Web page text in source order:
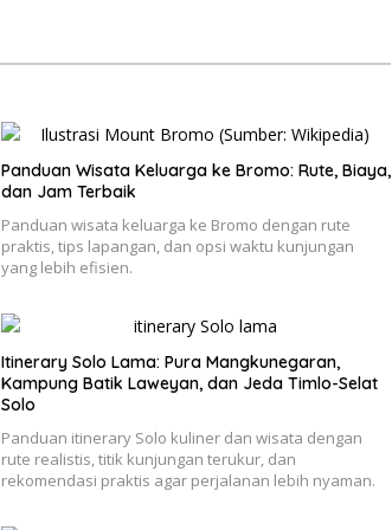
Panduan Wisata Keluarga ke Bromo: Rute, Biaya,
dan Jam Terbaik
Panduan wisata keluarga ke Bromo dengan rute
praktis, tips lapangan, dan opsi waktu kunjungan
yang lebih efisien.
Itinerary Solo Lama: Pura Mangkunegaran,
Kampung Batik Laweyan, dan Jeda Timlo-Selat
Solo
Panduan itinerary Solo kuliner dan wisata dengan
rute realistis, titik kunjungan terukur, dan
rekomendasi praktis agar perjalanan lebih nyaman.